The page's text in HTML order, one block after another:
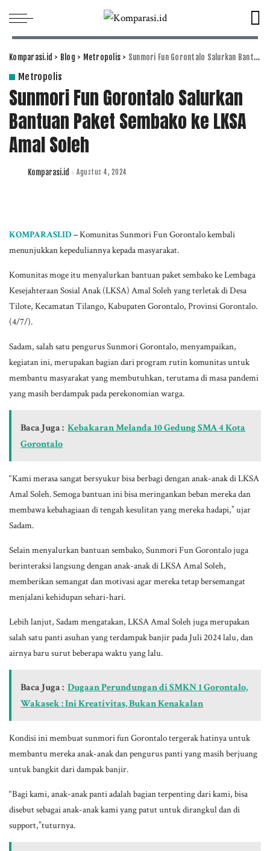
Komparasi.id > Blog > Metropolis > Sunmori Fun Gorontalo Salurkan Bantuan Paket Sembako ke LKSA Amal Soleh
Metropolis
Sunmori Fun Gorontalo Salurkan
Bantuan Paket Sembako ke LKSA
Amal Soleh
Posted
Komparasi.id Agustus 4, 2024
KOMPARASI.ID–Komunitas Sunmori Fun Gorontalo kembali
menunjukkan kepeduliannya kepada masyarakat.
Komunitas moge itu menyalurkan bantuan paket sembako ke Lembaga
Kesejahteraan Sosial Anak (LKSA) Amal Soleh yang terletak di Desa
Tilote, Kecamatan Tilango, Kabupaten Gorontalo, Provinsi Gorontalo.
(4/7/).
Sadam, salah satu pengurus Sunmori Gorontalo, menyampaikan,
kegiatan ini, merupakan bagian dari program rutin komunitas untuk
membantu masyarakat yang membutuhkan, terutama di masa pandemi
yang masih berdampak pada perekonomian warga.
Baca Juga : Kebakaran Melanda 10 Gedung SMA 4 Kota
Gorontalo
“Kami merasa sangat bersyukur bisa berbagi dengan anak-anak di LKSA
Amal Soleh. Semoga bantuan ini bisa meringankan beban mereka dan
membawa kebahagiaan di tengah kesulitan yang mereka hadapi,” ujar
Sadam.
Selain menyalurkan bantuan sembako, Sunmori Fun Gorontalo juga
berinteraksi langsung dengan anak-anak di LKSA Amal Soleh,
memberikan semangat dan motivasi agar mereka tetap bersemangat
menjalani kehidupan sehari-hari.
Lebih lanjut, Sadam mengatakan, LKSA Amal Soleh juga merupakan
salah satu panti asuhan yang terdampak banjir pada Juli 2024 lalu, dan
airnya baru surut beberapa waktu yang lalu.
Baca Juga : Dugaan Perundungan di SMKN 1 Gorontalo,
Wakasek : Ini Kreativitas, Bukan Kenakalan
Kondisi ini membuat sunmori fun Gorontalo tergerak hatinya untuk
membantu mereka anak-anak dan pengurus panti yang masih berjuang
untuk bangkit dari dampak banjir.
“Bagi kami, anak-anak panti adalah bagian terpenting dari kami, bisa
disebut sebagai anak-anak kami yang patut untuk dirangkul dan di
support,”tuturnya.